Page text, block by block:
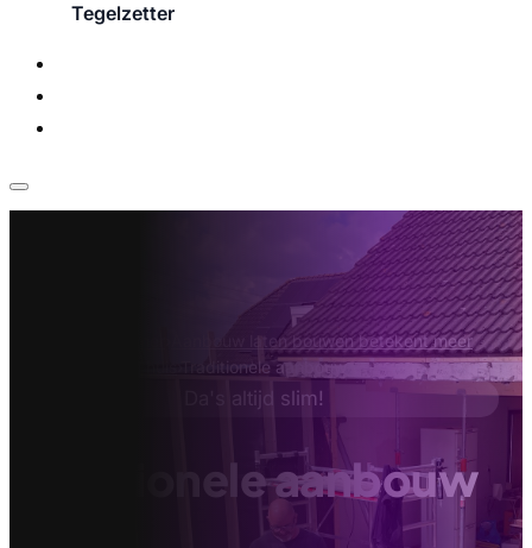
Tegelzetter
Aanbouw laten bouwen betekent meer
Traditionele aanbouw
Da's altijd slim!
Traditionele aanbouw